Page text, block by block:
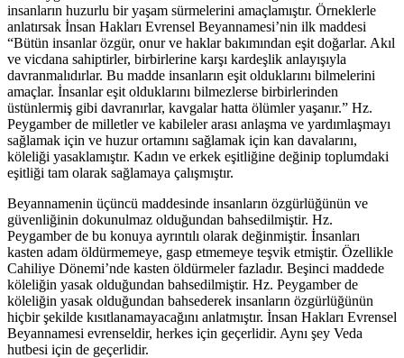
insanların huzurlu bir yaşam sürmelerini amaçlamıştır. Örneklerle
anlatırsak İnsan Hakları Evrensel Beyannamesi’nin ilk maddesi
“Bütün insanlar özgür, onur ve haklar bakımından eşit doğarlar. Akıl
ve vicdana sahiptirler, birbirlerine karşı kardeşlik anlayışıyla
davranmalıdırlar. Bu madde insanların eşit olduklarını bilmelerini
amaçlar. İnsanlar eşit olduklarını bilmezlerse birbirlerinden
üstünlermiş gibi davranırlar, kavgalar hatta ölümler yaşanır.” Hz.
Peygamber de milletler ve kabileler arası anlaşma ve yardımlaşmayı
sağlamak için ve huzur ortamını sağlamak için kan davalarını,
köleliği yasaklamıştır. Kadın ve erkek eşitliğine değinip toplumdaki
eşitliği tam olarak sağlamaya çalışmıştır.
Beyannamenin üçüncü maddesinde insanların özgürlüğünün ve
güvenliğinin dokunulmaz olduğundan bahsedilmiştir. Hz.
Peygamber de bu konuya ayrıntılı olarak değinmiştir. İnsanları
kasten adam öldürmemeye, gasp etmemeye teşvik etmiştir. Özellikle
Cahiliye Dönemi’nde kasten öldürmeler fazladır. Beşinci maddede
köleliğin yasak olduğundan bahsedilmiştir. Hz. Peygamber de
köleliğin yasak olduğundan bahsederek insanların özgürlüğünün
hiçbir şekilde kısıtlanamayacağını anlatmıştır. İnsan Hakları Evrensel
Beyannamesi evrenseldir, herkes için geçerlidir. Aynı şey Veda
hutbesi için de geçerlidir.